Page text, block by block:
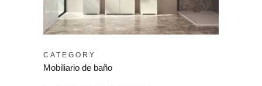
CATEGORY
Mobiliario de baño